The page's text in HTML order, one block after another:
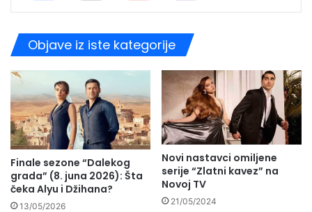
Objave iz iste kategorije
Finale sezone “Dalekog
grada” (8. juna 2026): Šta
čeka Alyu i Džihana?
13/05/2026
Novi nastavci omiljene
serije “Zlatni kavez” na
Novoj TV
21/05/2024